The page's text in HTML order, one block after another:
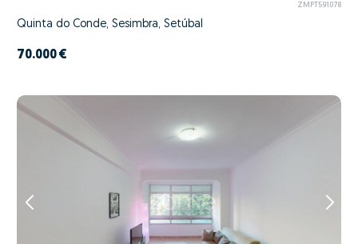
ZMPT591078
Quinta do Conde, Sesimbra, Setúbal
70.000 €